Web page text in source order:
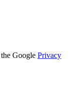
Google Privacy